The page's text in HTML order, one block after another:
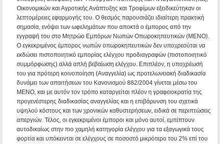
Οικονομικών και Αγροτικής Ανάπτυξης και Τροφίμων εξειδικεύτηκαν οι
λεπτομέρειες εφαρμογής του. Ο θεσμός παρουσιάζει ιδιαίτερη πρακτική
σημασία, ενόψει των ωφελημάτων που αποκτά ο έμπορος από την
εγγραφή του στο Μητρώο Εμπόρων Νωπών Οπωροκηπευτικών (ΜΕΝΟ).
Ο εγκεκριμένος έμπορος νωπών οπωροκηπευτικών δεν υποχρεούται να
εκδώσει πιστοποιητικό εμπορίας ελέγχου προδιαγραφών (πιστοποιητικό
συμμόρφωσης) αλλά απλή βεβαίωση ελέγχου. Επιπλέον, η υποχρέωσή
του για πρότερη κοινοποίηση (Αναγγελία) ως προτελωνειακή διαδικασία
δυνάμει των απαιτήσεων του Κανονισμού 882/2004 γίνεται μέσω του
ΜΕΝΟ, και με αυτόν τον τρόπο καταργείται πλέον η γραφειοκρατία της
προγενέστερης διαδικασίας αναγγελίας και η επιβάρυνση του σχετικά
υψηλού κόστους και των χρονικών καθυστερήσεων, ειδικά σε περιπτώσεις
απεργιών. Τέλος, οι εγκεκριμένοι έμποροι και μόνο αυτοί, εμπίπτουν
αυτοδικαίως στην πιο χαμηλή κατηγορία ελέγχου για τα εξαγωγικά τους
φορτία και υπόκεινται σε ελέγχους σε ποσοστό μικρότερο του 2% επί του